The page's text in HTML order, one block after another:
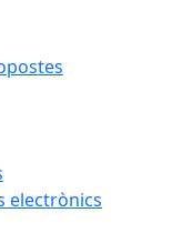
electrònics